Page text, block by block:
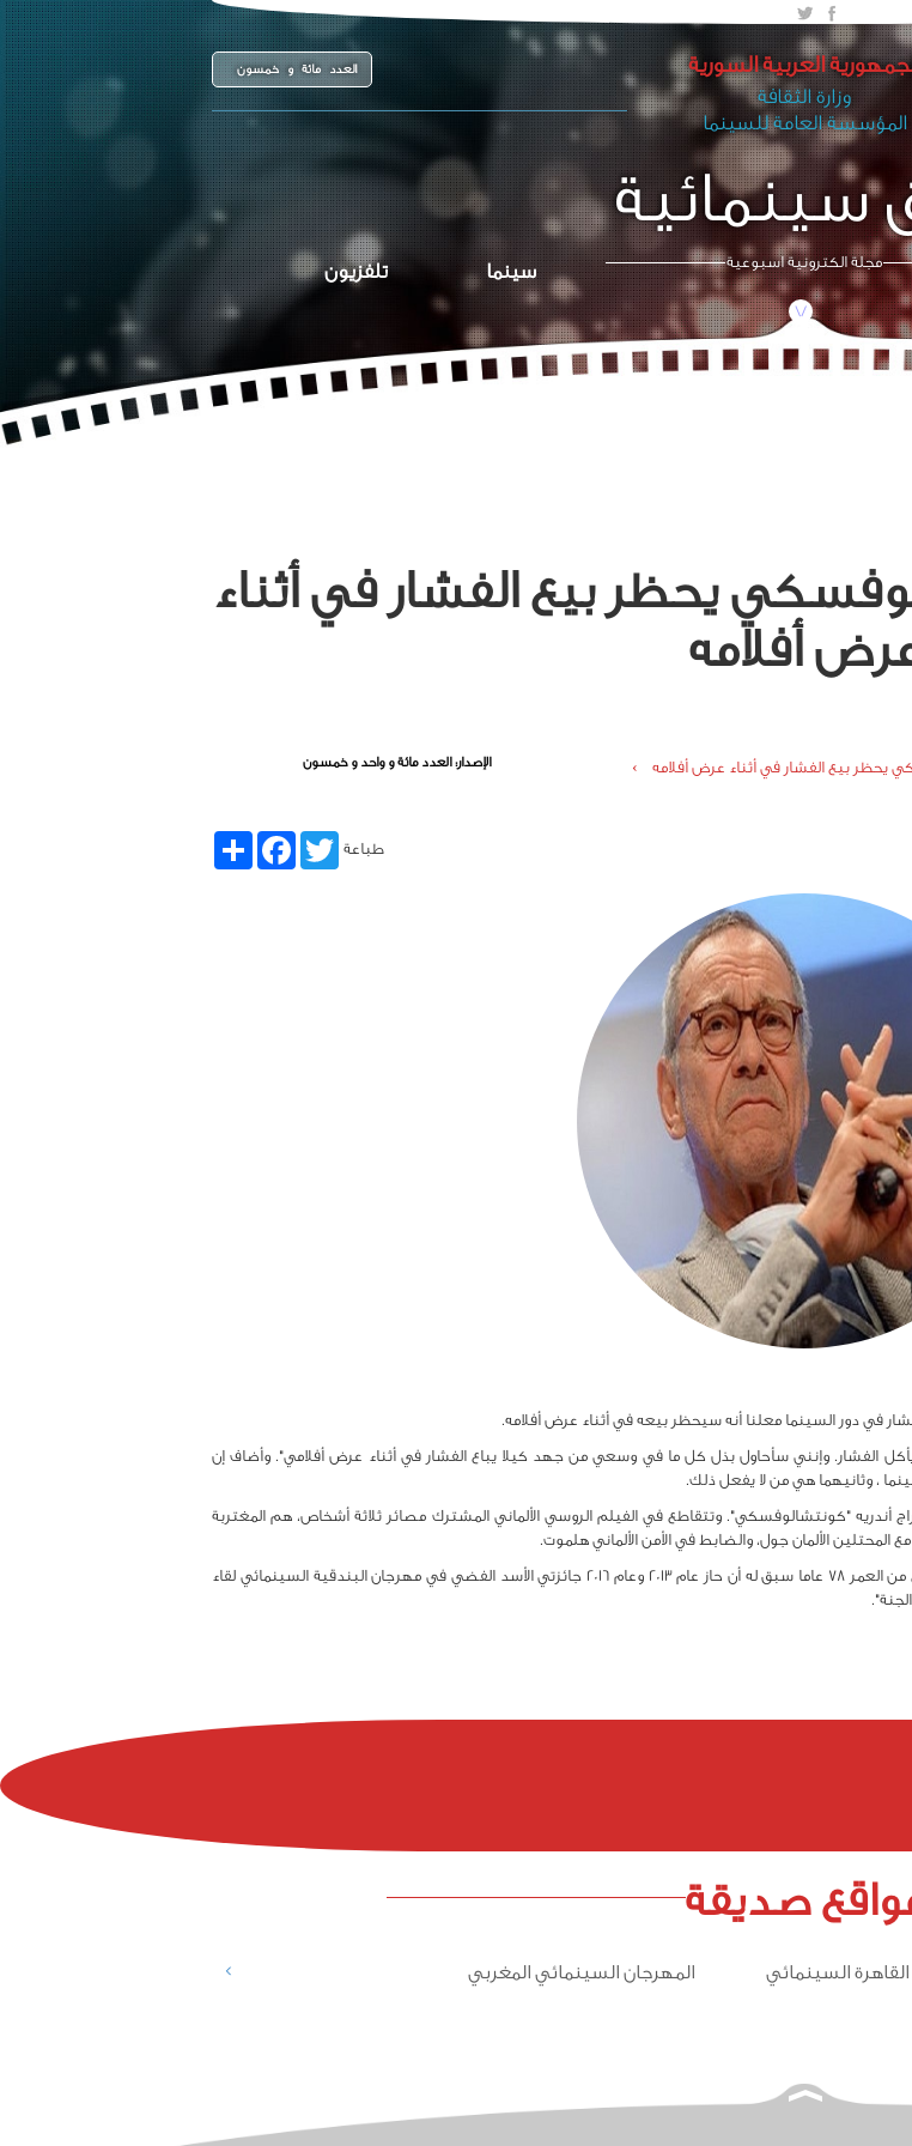
العدد مائة و خمسون العربية السورية
وزارة الثقافة
المؤسسة العامة للسينما
سينمائية
مجلة الكترونية اسبوعية سينما تلفزيون
/\
يحظر بيع الفشار في أثناء
أفلامه
يحظر بيع الفشار في أثناء عرض أفلامه › الإصدار: العدد مائة و واحد و خمسون
ShareFacebookTwitter طباعة
في دور السينما معلنا أنه سيحظر بيعه في أثناء عرض أفلامه.
الفشار. وإنني سأحاول بذل كل ما في وسعي من جهد كيلا يباع الفشار في أثناء عرض أفلامي". وأضاف إن
، وثانيهما هي من لا يفعل ذلك.
إخراج أندريه "كونتشالوفسكي". وتتقاطع في الفيلم الروسي الألماني المشترك مصائر ثلاثة أشخاص، هم المغتربة
المحتلين الألمان جول، والضابط في الأمن الألماني هلموت.
يذكر أن المخرج السينمائي الروسي المعروف أندريه كونتشسالوفسكي البالغ من العمر 78 عاما سبق له أن حاز عام 2013 وعام 2016 جائزتي الأسد الفضي في مهرجان البندقية السينمائي لقاء
صديقة
السينمائي المهرجان السينمائي المغربي >